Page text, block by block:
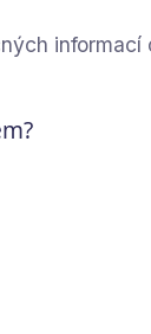
informací